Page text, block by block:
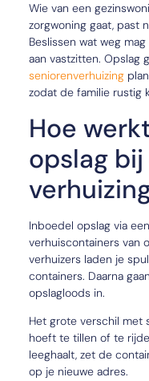
Wie van een
zorgwoning gaat, past
Beslissen wat weg
aan vastzitten. Opslag
seniorenverhuizing
zodat de familie rustig
Hoe
opslag
Inboedel opslag via
verhuiscontainers van
verhuizers laden je
containers. Daarna
opslagloods in.
Het grote verschil met
hoeft te tillen of te
leeghaalt, zet de
op je nieuwe adres.